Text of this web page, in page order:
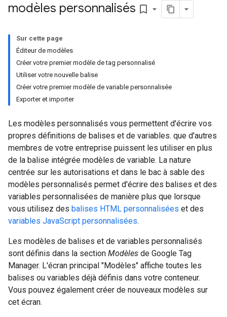
modèles personnalisés bookmark_border
Sur cette page
Éditeur de modèles
Créer votre premier modèle de tag personnalisé
Utiliser votre nouvelle balise
Créer votre premier modèle de variable personnalisée
Exporter et importer
Les modèles personnalisés vous permettent d'écrire vos
propres définitions de balises et de variables. que d'autres
membres de votre entreprise puissent les utiliser en plus
de la balise intégrée modèles de variable. La nature
centrée sur les autorisations et dans le bac à sable des
modèles personnalisés permet d'écrire des balises et des
variables personnalisées de manière plus que lorsque
vous utilisez des balises HTML personnalisées et des
variables JavaScript personnalisées.
Les modèles de balises et de variables personnalisés
sont définis dans la section Modèles de Google Tag
Manager. L'écran principal "Modèles" affiche toutes les
balises ou variables déjà définis dans votre conteneur.
Vous pouvez également créer de nouveaux modèles sur
cet écran.